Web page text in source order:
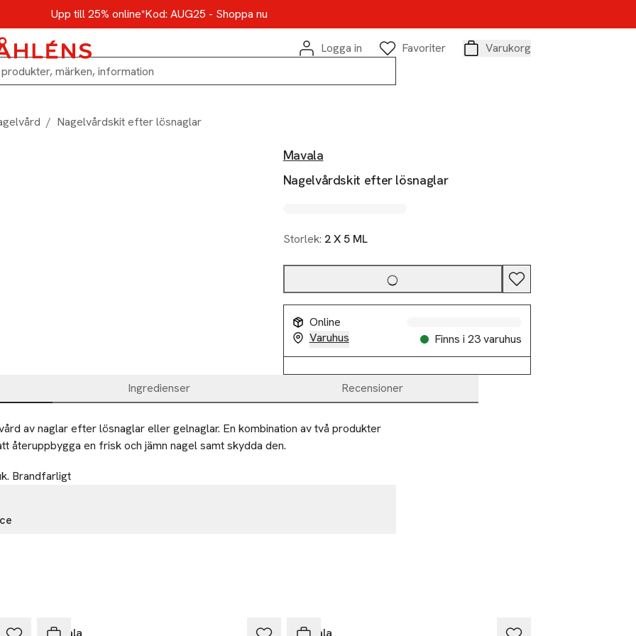
Upp till 25% online*Kod: AUG25 - Shoppa nu
Logga in
Favoriter
Varukorg
/ Nagelvårdskit efter lösnaglar
Mavala
Nagelvårdskit efter lösnaglar
Storlek: 2 X 5 ML
Online
Varuhus
Finns i 23 varuhus
Ingredienser Recensioner
av naglar efter lösnaglar eller gelnaglar. En kombination av två produkter
återuppbygga en frisk och jämn nagel samt skydda den.
Brandfarligt
Mavala
Mavala